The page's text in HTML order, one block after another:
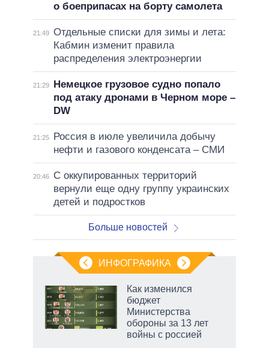
о боеприпасах на борту самолета
21:49 Отдельные списки для зимы и лета:
Кабмин изменит правила
распределения электроэнергии
21:29
Немецкое грузовое судно попало
под атаку дронами в Черном море –
DW
21:25
Россия в июле увеличила добычу
нефти и газового конденсата – СМИ
20:46
С оккупированных территорий
вернули еще одну группу украинских
детей и подростков
Больше новостей
ИНФОГРАФИКА
Как изменился
бюджет
Министерства
обороны за 13 лет
войны с россией